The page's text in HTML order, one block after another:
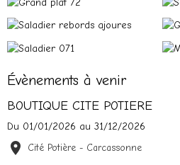
Évènements à venir
BOUTIQUE CITE POTIERE
Du 01/01/2026 au 31/12/2026
Cité Potière - Carcassonne